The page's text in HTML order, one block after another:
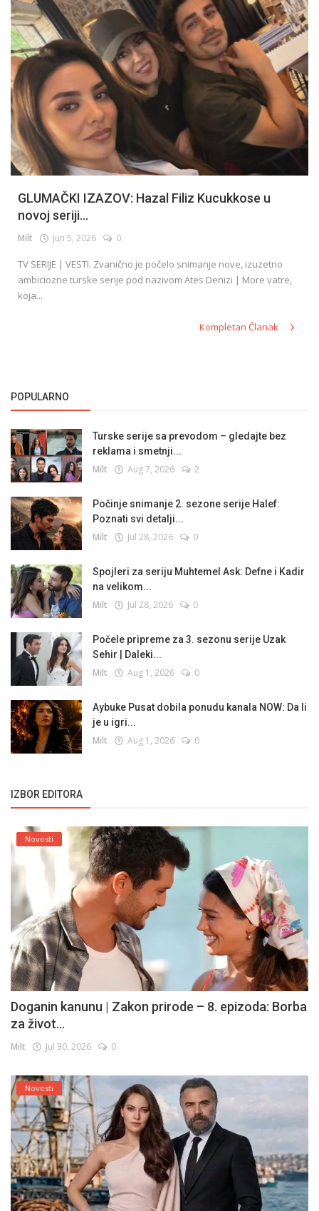
GLUMAČKI IZAZOV: Hazal Filiz Kucukkose u
novoj seriji...
Milt Jun 5, 2026 0
TV SERIJE | VESTI. Zvanično je počelo snimanje nove, izuzetno
ambiciozne turske serije pod nazivom Ates Denizi | More vatre,
koja...
Kompletan Članak
POPULARNO
Turske serije sa prevodom – gledajte bez
reklama i smetnji...
Milt Aug 7, 2026 2
Počinje snimanje 2. sezone serije Halef:
Poznati svi detalji...
Milt Jul 28, 2026 0
Spojleri za seriju Muhtemel Ask: Defne i Kadir
na velikom...
Milt Jul 28, 2026 0
Počele pripreme za 3. sezonu serije Uzak
Sehir | Daleki...
Milt Aug 1, 2026 0
Aybuke Pusat dobila ponudu kanala NOW: Da li
je u igri...
Milt Aug 1, 2026 0
IZBOR EDITORA
Novosti
Doganin kanunu | Zakon prirode – 8. epizoda: Borba
za život...
Milt Jul 30, 2026 0
Novosti